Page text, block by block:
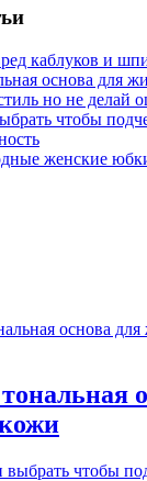
каблуков и
основа для
но не делай
чтобы
женские